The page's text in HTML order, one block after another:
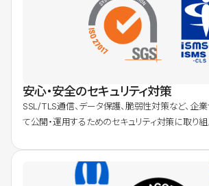
安心・安全のセキュリティ対策
SSL/TLS通信、データ保護、脆弱性対策など、企
て公開・運用するためのセキュリティ対策に取り組